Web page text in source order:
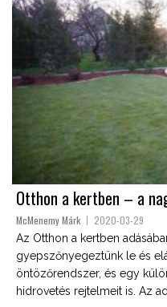
Otthon a kertben – a
McMenemy Márk 2020-03-29
Az Otthon a kertben
gyepszőnyegeztünk le és
öntözőrendszer, és egy
hidrovetés rejtelmeit is. Az